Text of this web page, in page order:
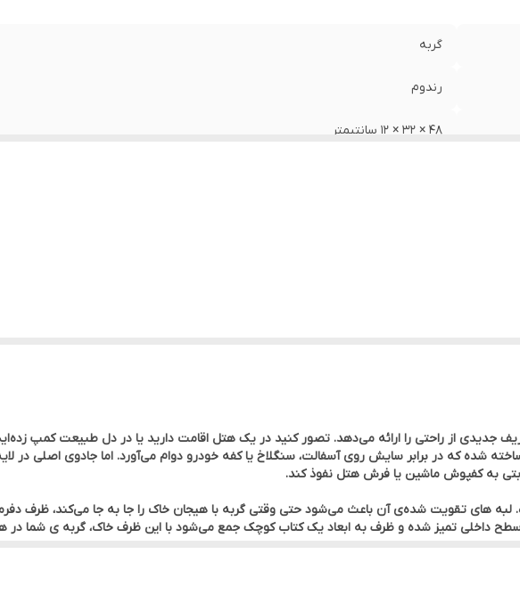
گربه
رندوم
48 × 32 × 12 سانتیمتر
شده که در برابر سایش روی آسفالت، سنگلاخ یا کفه خودرو دوام می‌آورد. اما جادوی اصلی در
به کفپوش ماشین یا فرش هتل نفوذ کند.
های تقویت‌ شده‌ی آن باعث می‌شود حتی وقتی گربه با هیجان خاک را جا به‌ جا می‌کند، ظرف
تمیز شده و ظرف به ابعاد یک کتاب کوچک جمع می‌شود با این ظرف خاک، گربه‌ ی شما در هر